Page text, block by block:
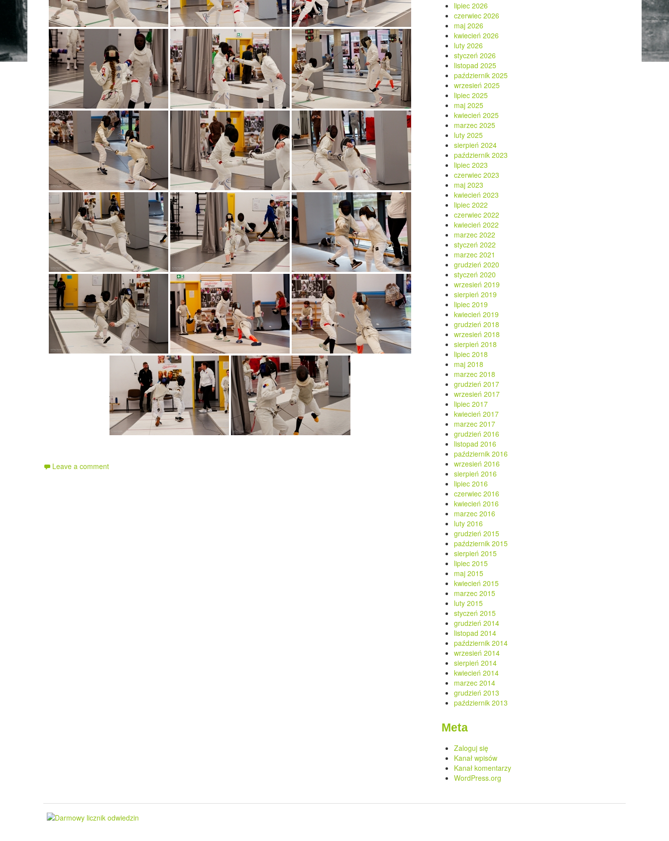
Leave a comment
lipiec 2026
czerwiec 2026
maj 2026
kwiecień 2026
luty 2026
styczeń 2026
listopad 2025
październik 2025
wrzesień 2025
lipiec 2025
maj 2025
kwiecień 2025
marzec 2025
luty 2025
sierpień 2024
październik 2023
lipiec 2023
czerwiec 2023
maj 2023
kwiecień 2023
lipiec 2022
czerwiec 2022
kwiecień 2022
marzec 2022
styczeń 2022
marzec 2021
grudzień 2020
styczeń 2020
wrzesień 2019
sierpień 2019
lipiec 2019
kwiecień 2019
grudzień 2018
wrzesień 2018
sierpień 2018
lipiec 2018
maj 2018
marzec 2018
grudzień 2017
wrzesień 2017
lipiec 2017
kwiecień 2017
marzec 2017
grudzień 2016
listopad 2016
październik 2016
wrzesień 2016
sierpień 2016
lipiec 2016
czerwiec 2016
kwiecień 2016
marzec 2016
luty 2016
grudzień 2015
październik 2015
sierpień 2015
lipiec 2015
maj 2015
kwiecień 2015
marzec 2015
luty 2015
styczeń 2015
grudzień 2014
listopad 2014
październik 2014
wrzesień 2014
sierpień 2014
kwiecień 2014
marzec 2014
grudzień 2013
październik 2013
Meta
Zaloguj się
Kanał wpisów
Kanał komentarzy
WordPress.org